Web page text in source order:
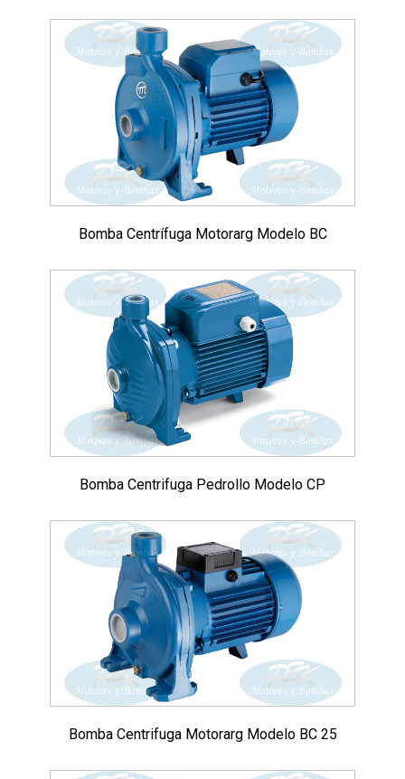
Bomba Centrífuga Motorarg Modelo BC
Bomba Centrifuga Pedrollo Modelo CP
Bomba Centrifuga Motorarg Modelo BC 25